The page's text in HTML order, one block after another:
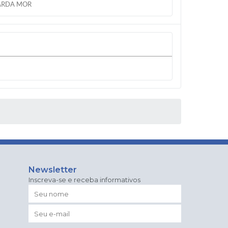
MOR
Newsletter
Inscreva-se e receba informativos